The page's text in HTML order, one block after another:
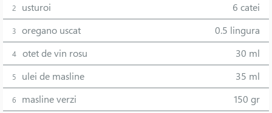
2 usturoi 6 catei
3 oregano uscat 0.5 lingura
4 otet de vin rosu 30 ml
5 ulei de masline 35 ml
6 masline verzi 150 gr